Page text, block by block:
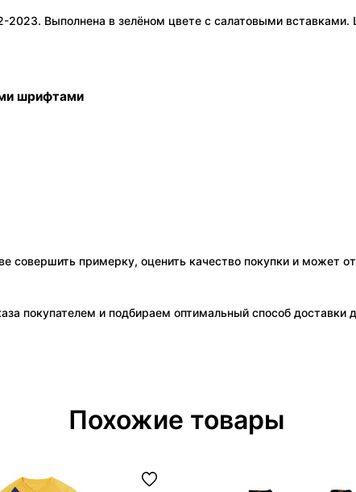
2023. Выполнена в зелёном цвете с салатовыми
шрифтами
совершить примерку, оценить качество покупки и может
покупателем и подбираем оптимальный способ доставки
Похожие товары